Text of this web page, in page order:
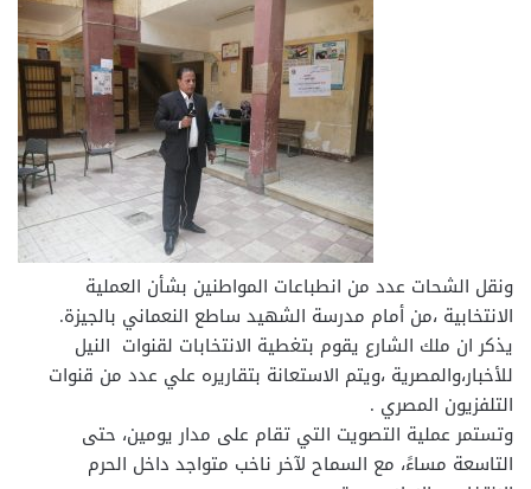
ونقل الشحات عدد من انطباعات المواطنين بشأن العملية
الانتخابية ،من أمام مدرسة الشهيد ساطع النعماني بالجيزة.
يذكر ان ملك الشارع يقوم بتغطية الانتخابات لقنوات النيل
للأخبار،والمصرية ،ويتم الاستعانة بتقاريره علي عدد من قنوات
التلفزيون المصري .
وتستمر عملية التصويت التي تقام على مدار يومين، حتى
التاسعة مساءً، مع السماح لآخر ناخب متواجد داخل الحرم